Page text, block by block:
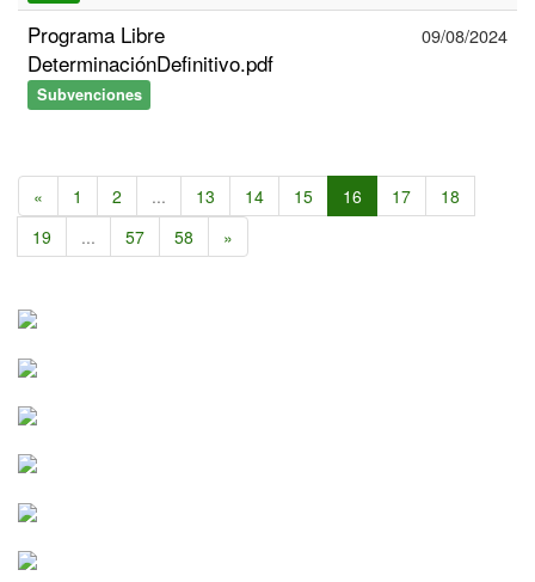
Programa Libre
DeterminaciónDefinitivo.pdf
Subvenciones
09/08/2024
« 1 2 ... 13 14 15 16 17
18
19
... 57 58 »